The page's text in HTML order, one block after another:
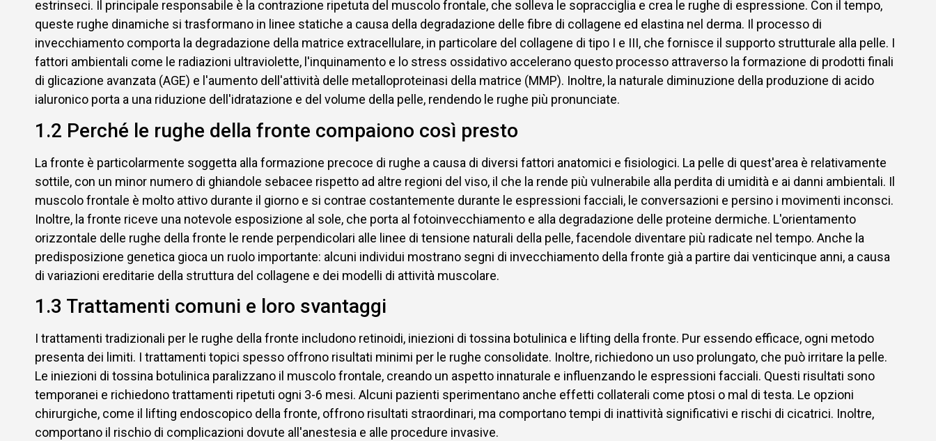
estrinseci. Il principale responsabile è la contrazione ripetuta del muscolo frontale, che solleva le sopracciglia e crea le rughe di espressione. Con il tempo,
queste rughe dinamiche si trasformano in linee statiche a causa della degradazione delle fibre di collagene ed elastina nel derma. Il processo di
invecchiamento comporta la degradazione della matrice extracellulare, in particolare del collagene di tipo I e III, che fornisce il supporto strutturale alla pelle. I
fattori ambientali come le radiazioni ultraviolette, l'inquinamento e lo stress ossidativo accelerano questo processo attraverso la formazione di prodotti finali
di glicazione avanzata (AGE) e l'aumento dell'attività delle metalloproteinasi della matrice (MMP). Inoltre, la naturale diminuzione della produzione di acido
ialuronico porta a una riduzione dell'idratazione e del volume della pelle, rendendo le rughe più pronunciate.
1.2 Perché le rughe della fronte compaiono così presto
La fronte è particolarmente soggetta alla formazione precoce di rughe a causa di diversi fattori anatomici e fisiologici. La pelle di quest'area è relativamente
sottile, con un minor numero di ghiandole sebacee rispetto ad altre regioni del viso, il che la rende più vulnerabile alla perdita di umidità e ai danni ambientali. Il
muscolo frontale è molto attivo durante il giorno e si contrae costantemente durante le espressioni facciali, le conversazioni e persino i movimenti inconsci.
Inoltre, la fronte riceve una notevole esposizione al sole, che porta al fotoinvecchiamento e alla degradazione delle proteine dermiche. L'orientamento
orizzontale delle rughe della fronte le rende perpendicolari alle linee di tensione naturali della pelle, facendole diventare più radicate nel tempo. Anche la
predisposizione genetica gioca un ruolo importante: alcuni individui mostrano segni di invecchiamento della fronte già a partire dai venticinque anni, a causa
di variazioni ereditarie della struttura del collagene e dei modelli di attività muscolare.
1.3 Trattamenti comuni e loro svantaggi
I trattamenti tradizionali per le rughe della fronte includono retinoidi, iniezioni di tossina botulinica e lifting della fronte. Pur essendo efficace, ogni metodo
presenta dei limiti. I trattamenti topici spesso offrono risultati minimi per le rughe consolidate. Inoltre, richiedono un uso prolungato, che può irritare la pelle.
Le iniezioni di tossina botulinica paralizzano il muscolo frontale, creando un aspetto innaturale e influenzando le espressioni facciali. Questi risultati sono
temporanei e richiedono trattamenti ripetuti ogni 3-6 mesi. Alcuni pazienti sperimentano anche effetti collaterali come ptosi o mal di testa. Le opzioni
chirurgiche, come il lifting endoscopico della fronte, offrono risultati straordinari, ma comportano tempi di inattività significativi e rischi di cicatrici. Inoltre,
comportano il rischio di complicazioni dovute all'anestesia e alle procedure invasive.